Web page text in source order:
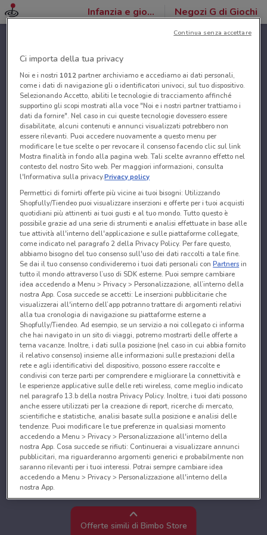
Infanzia e giochi Negozi G di Giochi
Offerte simili di Bimbo Store
Ci importa della tua privacy
Noi e i nostri 1012partner archiviamo e accediamo ai dati personali,
come i dati di navigazione gli o identificatori univoci, sul tuo dispositivo.
Selezionando Accetto, abiliti le tecnologie di tracciamento affinché
supportino gli scopi mostrati alla voce "Noi e i nostri partner trattiamo i
dati da fornire". Nel caso in cui queste tecnologie dovessero essere
disabilitate, alcuni contenuti e annunci visualizzati potrebbero non
essere rilevanti. Puoi accedere nuovamente a questo menu per
modificare le tue scelte o per revocare il consenso facendo clic sul link
Mostra finalità in fondo alla pagina web. Tali scelte avranno effetto nel
contesto del nostro Sito web. Per maggiori informazioni, consulta
l'Informativa sulla privacy.Privacy policy
Permettici di fornirti offerte più vicine ai tuoi bisogni: Utilizzando
Shopfully/Tiendeo puoi visualizzare inserzioni e offerte per i tuoi acquisti
quotidiani più attinenti ai tuoi gusti e al tuo mondo. Tutto questo è
possibile grazie ad una serie di strumenti e analisi effettuate in base alle
tue attività all'interno dell'applicazione e sulle piattaforme collegate,
come indicato nel paragrafo 2 della Privacy Policy. Per fare questo,
abbiamo bisogno del tuo consenso sull'uso dei dati raccolti a tale fine.
Se dai il tuo consenso condivideremo i tuoi dati personali conPartnersin
tutto il mondo attraverso l’uso di SDK esterne. Puoi sempre cambiare
idea accedendo a Menu > Privacy > Personalizzazione, all’interno della
nostra App. Cosa succede se accetti: Le inserzioni pubblicitarie che
visualizzerai all'interno dell’app potranno trattare di argomenti relativi
alla tua cronologia di navigazione su piattaforme esterne a
Shopfully/Tiendeo. Ad esempio, se un servizio a noi collegato ci informa
che hai navigato in un sito di viaggi, potremo mostrarti delle offerte a
tema vacanze. Inoltre, i dati sulla posizione (nel caso in cui abbia fornito
il relativo consenso) insieme alle informazioni sulle prestazioni della
rete e agli identificativi del dispositivo, possono essere raccolte e
condivisi con terze parti per comprendere e migliorare la connettività e
le esperienze applicative sulle delle reti wireless, come meglio indicato
nel paragrafo 13.b della nostra Privacy Policy. Inoltre, i tuoi dati possono
anche essere utilizzati per la creazione di report, ricerche di mercato,
scientifiche e statistiche, analisi basate sulla posizione e analisi delle
tendenze. Puoi modificare le tue preferenze in qualsiasi momento
accedendo a Menu > Privacy > Personalizzazione all'interno della
nostra App. Cosa succede se rifiuti: Continuerai a visualizzare annunci
pubblicitari, ma riguarderanno argomenti generici e probabilmente non
saranno rilevanti per i tuoi interessi. Potrai sempre cambiare idea
accedendo a Menu > Privacy > Personalizzazione all'interno della
nostra App.
Noi e i nostri partner trattiamo i dati per fornire:
Utilizzare dati di geolocalizzazione precisi. Scansione attiva delle
caratteristiche del dispositivo ai fini dell’identificazione. Archiviare
Continua senza accettare